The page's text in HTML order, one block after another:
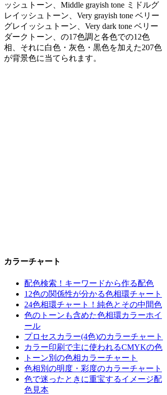
ッシュトーン、Middle grayish tone ミドルグ
レイッシュトーン、Very grayish tone ベリー
グレイッシュトーン、Very dark tone ベリー
ダークトーン、の17色調と各色での12色
相、それに白色・灰色・黒色を加えた207色
が背景色に当てられます。
カラーチャート
配色検索！キーワードから作る配色
12色の関係性が分かる色相環チャート
24色相環チャート！純色とその中間色
色のトーンも含めた色相環カラーホイ
ール
プロセスカラー(4色)のカラーチャート
カラー印刷で主に使われるCMYKの色
トーン別の色相カラーチャート
色相別の明度・彩度のカラーチャート
色で迷ったときに重宝するイメージ配
色見本